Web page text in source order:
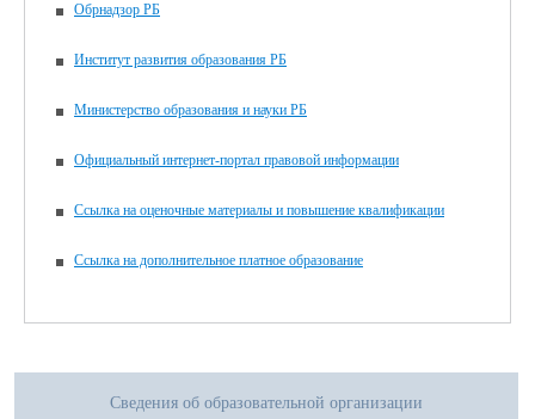
Обрнадзор РБ
Институт развития образования РБ
Министерство образования и науки РБ
Официальный интернет-портал правовой информации
Ссылка на оценочные материалы и повышение квалификации
Ссылка на дополнительное платное образование
Сведения об образовательной организации